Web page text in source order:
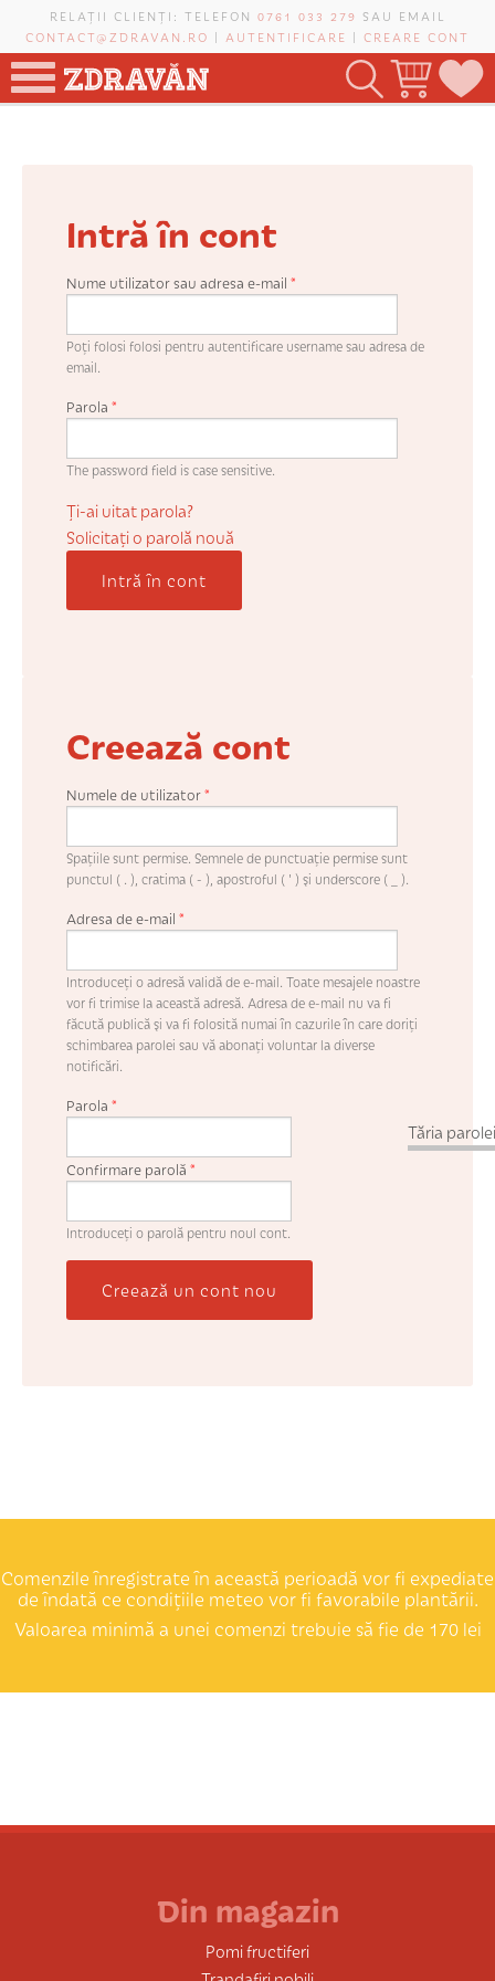
Mergi la conţinutul principal
RELAȚII CLIENȚI: TELEFON 0761 033 279 SAU EMAIL
CONTACT@ZDRAVAN.RO | AUTENTIFICARE | CREARE CONT
VIȚĂ-DE-VIE
Intră în cont
Nume utilizator sau adresa e-mail *
Poți folosi folosi pentru autentificare username sau adresa de
email.
Parola *
The password field is case sensitive.
Ți-ai uitat parola?
Solicitaţi o parolă nouă
Intră în cont
Creează cont
Numele de utilizator*
Spaţiile sunt permise. Semnele de punctuaţie permise sunt
punctul ( . ), cratima ( - ), apostroful ( ' ) şi underscore ( _ ).
Adresa de e-mail *
Introduceţi o adresă validă de e-mail. Toate mesajele noastre
vor fi trimise la această adresă. Adresa de e-mail nu va fi
făcută publică şi va fi folosită numai în cazurile în care doriţi
schimbarea parolei sau vă abonaţi voluntar la diverse
notificări.
Tăria
Parola *
Confirmare parolă *
Introduceţi o parolă pentru noul cont.
Creează un cont nou
Comenzile înregistrate în această perioadă vor fi expediate
de îndată ce condițiile meteo vor fi favorabile plantării.
Valoarea minimă a unei comenzi trebuie să fie de 170 lei
Din magazin
Pomi fructiferi